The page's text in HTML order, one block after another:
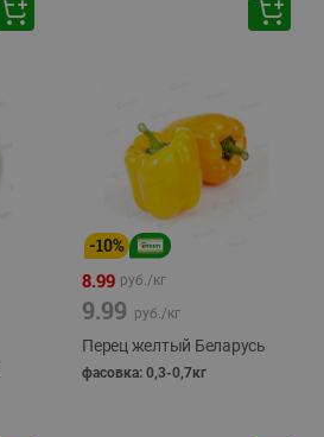
-10%
8.99 руб./кг
9.99 руб./кг
Перец желтый Беларусь
фасовка: 0,3-0,7кг